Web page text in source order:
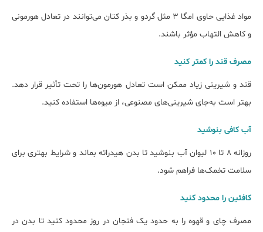
مواد غذایی حاوی امگا ۳ مثل گردو و بذر کتان می‌توانند در تعادل هورمونی
و کاهش التهاب مؤثر باشند.
مصرف قند را کمتر کنید
قند و شیرینی زیاد ممکن است تعادل هورمون‌ها را تحت تأثیر قرار دهد.
بهتر است به‌جای شیرینی‌های مصنوعی، از میوه‌ها استفاده کنید.
آب کافی بنوشید
روزانه ۸ تا ۱۰ لیوان آب بنوشید تا بدن هیدراته بماند و شرایط بهتری برای
سلامت تخمک‌ها فراهم شود.
کافئین را محدود کنید
مصرف چای و قهوه را به حدود یک فنجان در روز محدود کنید تا بدن در